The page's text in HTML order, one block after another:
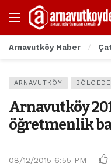
Arnavutköy Haber
ARNAVUTKÖY
Arnavutköy
öğretmenlik
08/12/2015 6:55 PM